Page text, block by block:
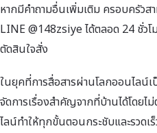
หากมีคำถามอื่นเพิ่มเติม ครอบครัว
LINE @148zsiye ได้ตลอด 24 ชั่ว
ตัดสินใจสั่ง
ในยุคที่การสื่อสารผ่านโลกออนไลน์
จัดการเรื่องสำคัญจากที่บ้านได้โดยไ
ไลน์ทำให้ทุกขั้นตอนกระชับและรวดเ